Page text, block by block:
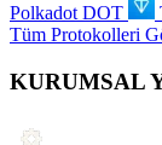
Polkadot DOT
Tüm Protokolleri
KURUMSAL